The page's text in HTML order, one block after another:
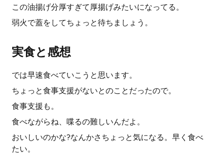
この油揚げ分厚すぎて厚揚げみたいになってる。
弱火で蓋をしてちょっと待ちましょう。
実食と感想
では早速食べていこうと思います。
ちょっと食事支援がないとのことだったので。
食事支援も。
食べながらね、喋るの難しいんだよ。
おいしいのかな?なんかさちょっと気になる。早く食べ
たい。